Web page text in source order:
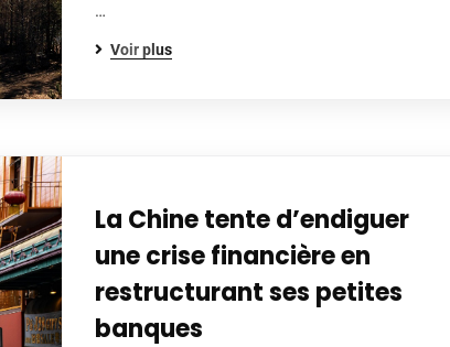
…
Voir plus
La Chine tente d’endiguer
une crise financière en
restructurant ses petites
banques